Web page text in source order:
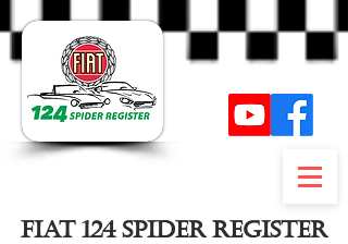
FIAT 124 SPIDER REGISTER